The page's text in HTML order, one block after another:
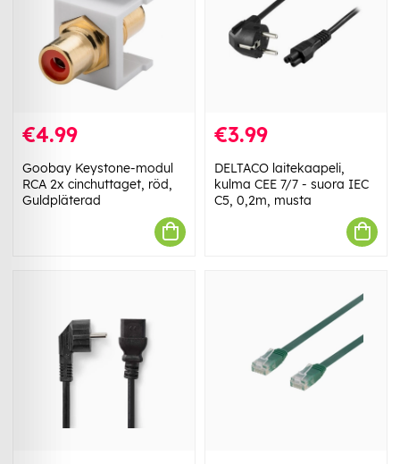
€4.99
Goobay Keystone-modul
RCA 2x cinchuttaget, röd,
Guldpläterad
€3.99
DELTACO laitekaapeli,
kulma CEE 7/7 - suora IEC
C5, 0,2m, musta